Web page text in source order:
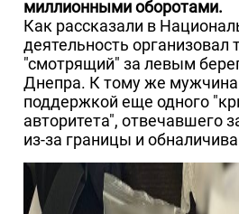
миллионными оборотами.
Как рассказали в
деятельность
"смотрящий" за левым
Днепра. К тому же мужчина
поддержкой еще одного
авторитета", отвечавшего
из-за границы и